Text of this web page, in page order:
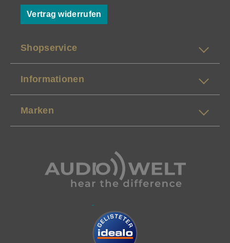
Vertrag widerrufen
Shopservice
Informationen
Marken